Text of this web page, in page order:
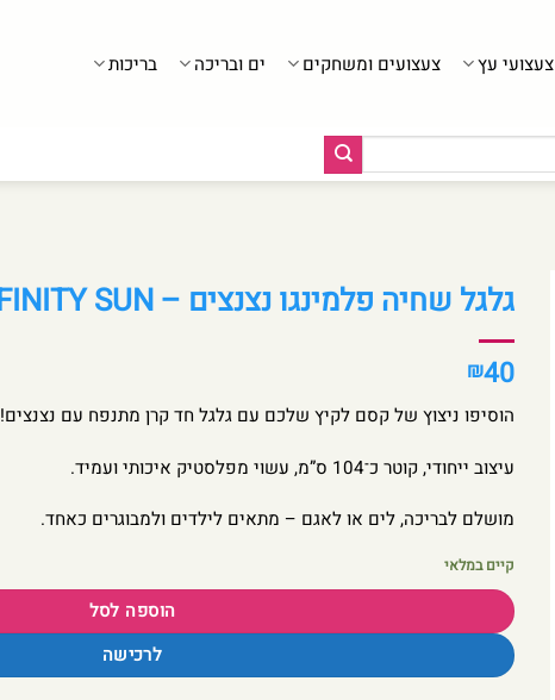
צעצועי עץ צעצועים ומשחקים ים ובריכה בריכות
גלגל שחיה פלמינגו נצנצים – INFINITY SUN
₪40
הוסיפו ניצוץ של קסם לקיץ שלכם עם גלגל חד קרן מתנפח עם נצנצים!
עיצוב ייחודי, קוטר כ־104 ס”מ, עשוי מפלסטיק איכותי ועמיד.
מושלם לבריכה, לים או לאגם – מתאים לילדים ולמבוגרים כאחד.
קיים במלאי
הוספה לסל
לרכישה